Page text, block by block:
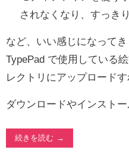
されなくなり、すっき
など、いい感じになってき
TypePad で使用している
レクトリにアップロード
ダウンロードやインスト
続きを読む